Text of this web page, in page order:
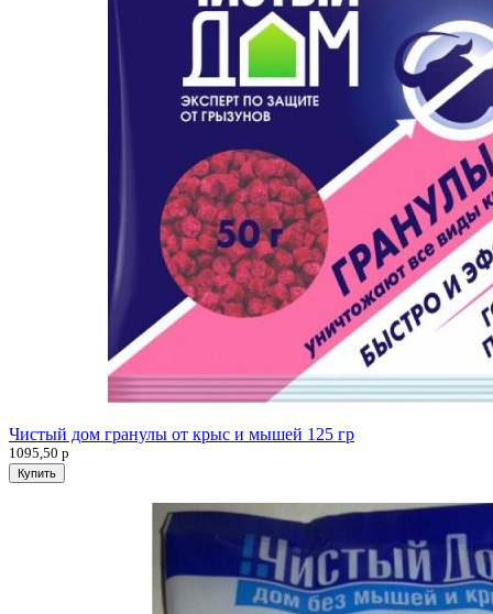
Чистый дом гранулы от крыс и мышей 125 гр
1095,50 р